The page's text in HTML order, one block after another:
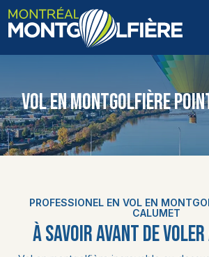
QUI SOMMES-NOUS
FAQ
PHOTOS ET VIDÉOS
VOL EN MONTGOLFIÈRE
PROFESSIONEL EN VOL EN
CALUMET
À SAVOIR AVANT DE